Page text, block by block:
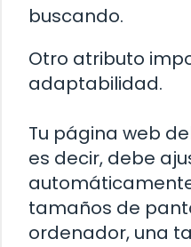
buscando.
Otro atributo
adaptabilidad.
Tu página web
es decir, debe
tamaños de
ordenador, una